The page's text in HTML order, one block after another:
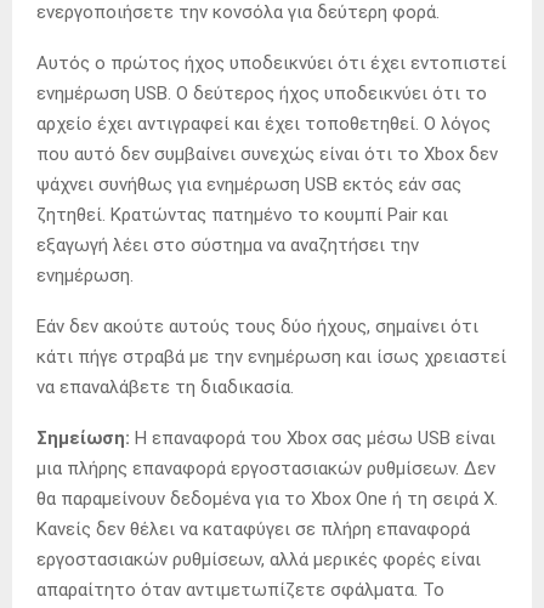
ενεργοποιήσετε την κονσόλα για δεύτερη φορά.
Αυτός ο πρώτος ήχος υποδεικνύει ότι έχει εντοπιστεί
ενημέρωση USB. Ο δεύτερος ήχος υποδεικνύει ότι το
αρχείο έχει αντιγραφεί και έχει τοποθετηθεί. Ο λόγος
που αυτό δεν συμβαίνει συνεχώς είναι ότι το Xbox δεν
ψάχνει συνήθως για ενημέρωση USB εκτός εάν σας
ζητηθεί. Κρατώντας πατημένο το κουμπί Pair και
εξαγωγή λέει στο σύστημα να αναζητήσει την
ενημέρωση.
Εάν δεν ακούτε αυτούς τους δύο ήχους, σημαίνει ότι
κάτι πήγε στραβά με την ενημέρωση και ίσως χρειαστεί
να επαναλάβετε τη διαδικασία.
Σημείωση: Η επαναφορά του Xbox σας μέσω USB είναι
μια πλήρης επαναφορά εργοστασιακών ρυθμίσεων. Δεν
θα παραμείνουν δεδομένα για το Xbox One ή τη σειρά X.
Κανείς δεν θέλει να καταφύγει σε πλήρη επαναφορά
εργοστασιακών ρυθμίσεων, αλλά μερικές φορές είναι
απαραίτητο όταν αντιμετωπίζετε σφάλματα. Το